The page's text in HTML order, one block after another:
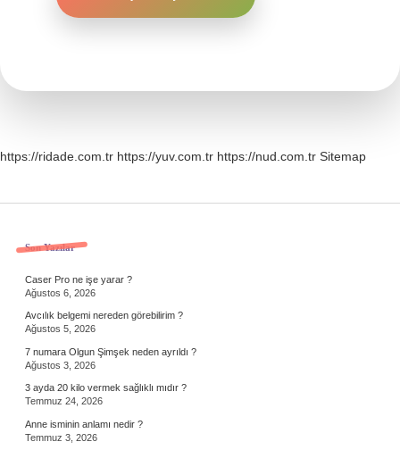
https://ridade.com.tr https://yuv.com.tr https://nud.com.tr Sitemap
Sidebar
Son Yazılar
Caser Pro ne işe yarar ?
Ağustos 6, 2026
Avcılık belgemi nereden görebilirim ?
Ağustos 5, 2026
7 numara Olgun Şimşek neden ayrıldı ?
Ağustos 3, 2026
3 ayda 20 kilo vermek sağlıklı mıdır ?
Temmuz 24, 2026
Anne isminin anlamı nedir ?
Temmuz 3, 2026